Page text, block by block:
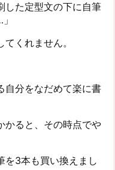
した定型文の下に自筆
くれません。
自分をなだめて楽に書
かると、その時点でや
を3本も買い換えまし